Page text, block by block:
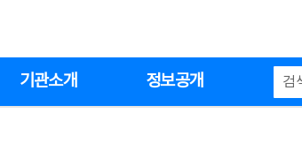
기관소개 정보공개